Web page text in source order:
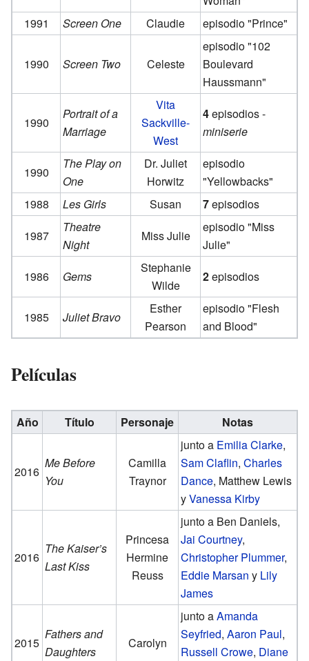
1991
Screen One Claudie episodio "Prince"
1990 Screen Two Celeste
episodio "102
Boulevard
Haussmann"
1990
Portrait of a
Marriage
Vita
Sackville-
West
4episodios -
miniserie
1990
The Play on
One
Dr. Juliet
Horwitz
episodio
"Yellowbacks"
1988
Les Girls Susan 7episodios
1987
Theatre
Night
Miss Julie
episodio "Miss
Julie"
1986
Gems
Stephanie
Wilde
2episodios
1985 Juliet Bravo
Esther
Pearson
episodio "Flesh
and Blood"
Películas
Año Título Personaje Notas
2016
Me Before
You
Camilla
Traynor
junto a Emilia Clarke,
Sam Claflin,Charles
Dance, Matthew Lewis
yVanessa Kirby
2016
The Kaiser’s
Last Kiss
Princesa
Hermine
Reuss
junto a Ben Daniels,
Jai Courtney,
Christopher Plummer,
Eddie Marsan y Lily
James
2015
Fathers and
Daughters
Carolyn
junto aAmanda
Seyfried,Aaron Paul,
Russell Crowe, Diane